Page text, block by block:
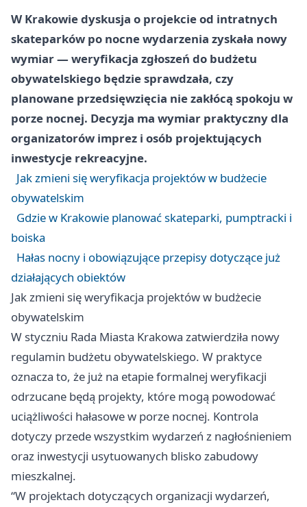
W Krakowie dyskusja o projekcie od intratnych
skateparków po nocne wydarzenia zyskała nowy
wymiar — weryfikacja zgłoszeń do budżetu
obywatelskiego będzie sprawdzała, czy
planowane przedsięwzięcia nie zakłócą spokoju w
porze nocnej. Decyzja ma wymiar praktyczny dla
organizatorów imprez i osób projektujących
inwestycje rekreacyjne.
Jak zmieni się weryfikacja projektów w budżecie
obywatelskim
Gdzie w Krakowie planować skateparki, pumptracki i
boiska
Hałas nocny i obowiązujące przepisy dotyczące już
działających obiektów
Jak zmieni się weryfikacja projektów w budżecie
obywatelskim
W styczniu Rada Miasta Krakowa zatwierdziła nowy
regulamin budżetu obywatelskiego. W praktyce
oznacza to, że już na etapie formalnej weryfikacji
odrzucane będą projekty, które mogą powodować
uciążliwości hałasowe w porze nocnej. Kontrola
dotyczy przede wszystkim wydarzeń z nagłośnieniem
oraz inwestycji usytuowanych blisko zabudowy
mieszkalnej.
“W projektach dotyczących organizacji wydarzeń,